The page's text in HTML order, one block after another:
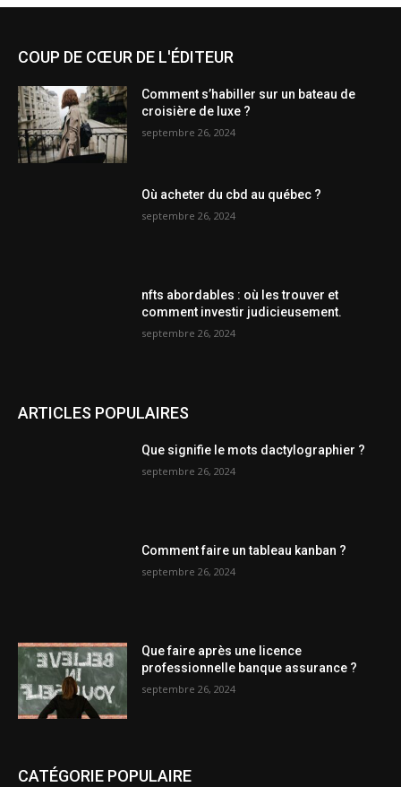
COUP DE CŒUR DE L'ÉDITEUR
Comment s’habiller sur un bateau de
croisière de luxe ?
septembre 26, 2024
Où acheter du cbd au québec ?
septembre 26, 2024
nfts abordables : où les trouver et
comment investir judicieusement.
septembre 26, 2024
ARTICLES POPULAIRES
Que signifie le mots dactylographier ?
septembre 26, 2024
Comment faire un tableau kanban ?
septembre 26, 2024
Que faire après une licence
professionnelle banque assurance ?
septembre 26, 2024
CATÉGORIE POPULAIRE